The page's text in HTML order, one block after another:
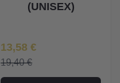
(UNISEX)
Īpaša Cena
13,58 €
19,40 €